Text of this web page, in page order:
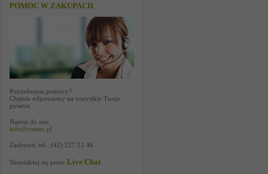
POMOC W ZAKUPACH
Potrzebujesz pomocy?
Chętnie odpowiemy na wszystkie Twoje
pytania.
Napisz do nas:
info@contec.pl
Zadzwoń: tel.: (42) 227 11 40
Skontaktuj się przez Live Chat